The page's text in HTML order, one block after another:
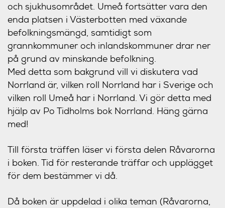
och sjukhusområdet. Umeå fortsätter vara den
enda platsen i Västerbotten med växande
befolkningsmängd, samtidigt som
grannkommuner och inlandskommuner drar ner
på grund av minskande befolkning.
Med detta som bakgrund vill vi diskutera vad
Norrland är, vilken roll Norrland har i Sverige och
vilken roll Umeå har i Norrland. Vi gör detta med
hjälp av Po Tidholms bok Norrland. Häng gärna
med!
Till första träffen läser vi första delen Råvarorna
i boken. Tid för resterande träffar och upplägget
för dem bestämmer vi då.
Då boken är uppdelad i olika teman (Råvarorna,